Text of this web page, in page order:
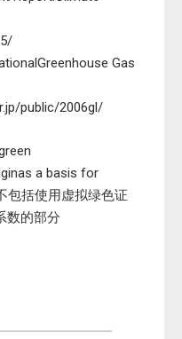
Gas
public/2006gl/
a basis for
包括使用虚拟绿色证
数的部分